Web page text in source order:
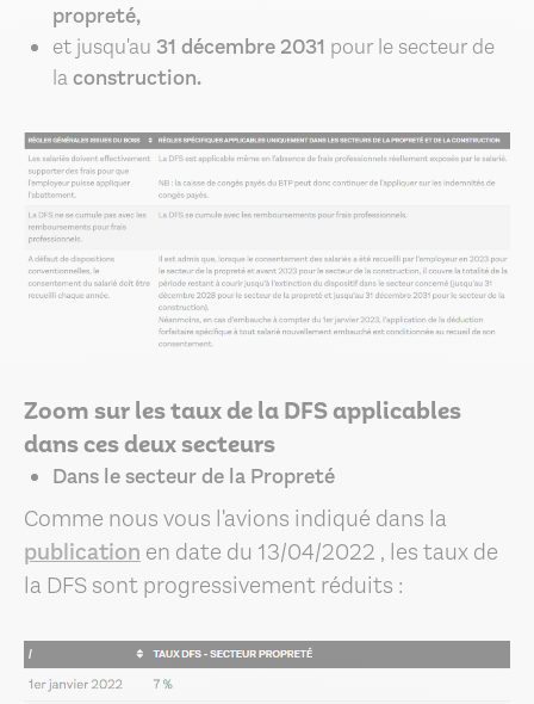
propreté,
et jusqu'au 31 décembre 2031 pour le secteur de
laconstruction.
Zoom sur les taux de la DFS applicables
dans ces deux secteurs
Dans le secteur de la Propreté
Comme nous vous l'avions indiqué dans la
publicationen date du 13/04/2022 , les taux de
la DFS sont progressivement réduits :